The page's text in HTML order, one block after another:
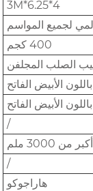
4*6.25*3M
لجميع المواسم
400 كجم
الصلب المجلفن
/
أكبر من 3000 ملم
/
هاراجوكو